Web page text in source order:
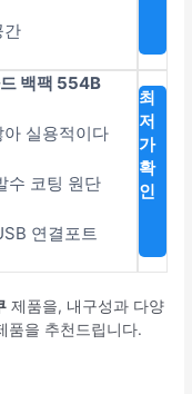
간
백팩 554B
실용적이다
수 코팅 원단
연결포트
최
저
가
확
인
제품을, 내구성과 다양
품을 추천드립니다.